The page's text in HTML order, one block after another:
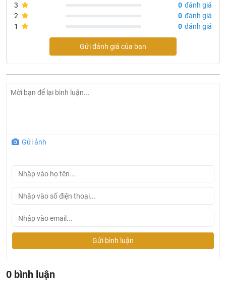
Thông số kỹ thuật sản phẩm bồn cầu nắp rửa điện tử
Mã sản phẩm bồn cầu: AC-952
Kích thước bồn cầu : 550x363x362 mm
Kích thước nắp rửa điện tử : 149x554x474 mm
Kiểu bồn cầu: Bồn cầu INAX treo tường.
Rơ le nhiệt, cảm ứng từ kiểm soát nhiệt độ cao, tự ngắt
Bảng điều khiển gắn liền
3
0 đánh giá
2
0 đánh giá
1
0 đánh giá
Gửi đánh giá của bạn
Gửi ảnh
Gửi bình luận
0 bình luận